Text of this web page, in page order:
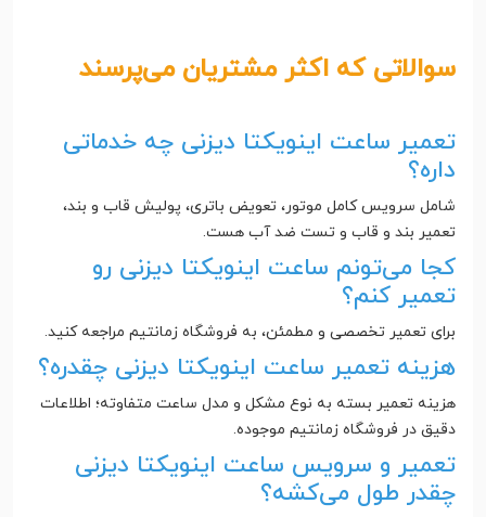
سوالاتی که اکثر مشتریان می‌پرسند
تعمیر ساعت اینویکتا دیزنی چه خدماتی
داره؟
شامل سرویس کامل موتور، تعویض باتری، پولیش قاب و بند،
تعمیر بند و قاب و تست ضد آب هست.
کجا می‌تونم ساعت اینویکتا دیزنی رو
تعمیر کنم؟
برای تعمیر تخصصی و مطمئن، به فروشگاه زمانتیم مراجعه کنید.
هزینه تعمیر ساعت اینویکتا دیزنی چقدره؟
هزینه تعمیر بسته به نوع مشکل و مدل ساعت متفاوته؛ اطلاعات
دقیق در فروشگاه زمانتیم موجوده.
تعمیر و سرویس ساعت اینویکتا دیزنی
چقدر طول می‌کشه؟